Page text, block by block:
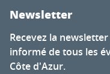
Newsletter
Recevez la
informé de tous les
Côte d'Azur.